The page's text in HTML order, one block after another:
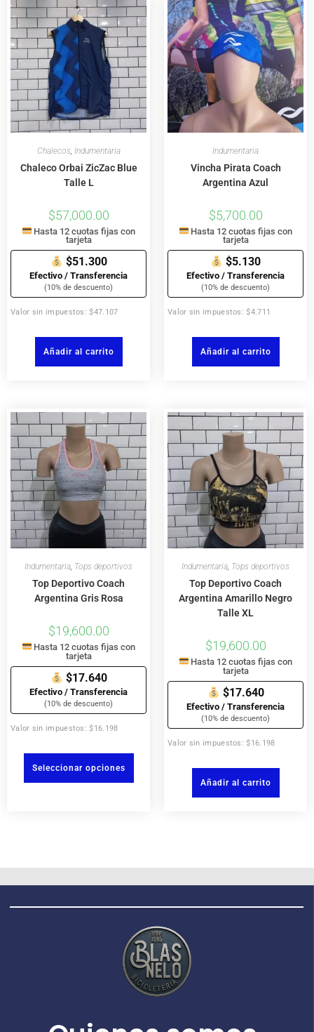
Chalecos, Indumentaria
Chaleco Orbai ZicZac Blue
Talle L
$57,000.00
Hasta 12 cuotas fijas con
tarjeta
$51.300
Efectivo / Transferencia
(10% de descuento)
Valor sin impuestos: $47.107
Añadir al carrito
Indumentaria
Vincha Pirata Coach
Argentina Azul
$5,700.00
Hasta 12 cuotas fijas con
tarjeta
$5.130
Efectivo / Transferencia
(10% de descuento)
Valor sin impuestos: $4.711
Añadir al carrito
Indumentaria, Tops deportivos
Top Deportivo Coach
Argentina Gris Rosa
$19,600.00
Hasta 12 cuotas fijas con
tarjeta
$17.640
Efectivo / Transferencia
(10% de descuento)
Valor sin impuestos: $16.198
Seleccionar opciones
Indumentaria, Tops deportivos
Top Deportivo Coach
Argentina Amarillo Negro
Talle XL
$19,600.00
Hasta 12 cuotas fijas con
tarjeta
$17.640
Efectivo / Transferencia
(10% de descuento)
Valor sin impuestos: $16.198
Añadir al carrito